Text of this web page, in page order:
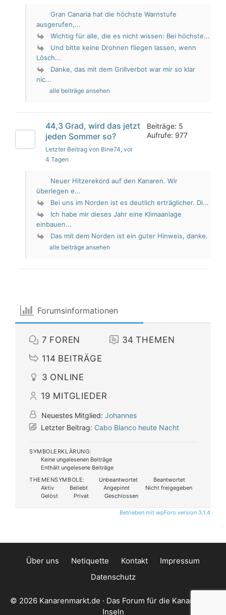
Gran Canaria hat die höchste Warnstufe
ausgerufen,...
Wichtig für alle, die es nicht wissen: Bei höchste...
Und bitte keine Drohnen fliegen lassen, wenn
Lösch...
Danke, das mit dem Grillverbot war mir so klar
nic...
alle beiträge ansehen
44,3 Grad, wird das jetzt
jeden Sommer so?
Letzter Beitrag von Bine74, vor
4 Tagen
Beiträge: 5
Aufrufe: 977
Neuer Hitzerekord auf den Kanaren. Wir
überlegen e...
Bei uns im Norden ist es deutlich erträglicher. Di...
Ich habe mir dieses Jahr eine Klimaanlage
einbauen...
Das mit dem Norden ist ein guter Hinweis, danke.
alle beiträge ansehen
Forumsinformationen
7 FOREN 34 THEMEN
114 BEITRÄGE
3 ONLINE
19 MITGLIEDER
Neuestes Mitglied: Johannes
Letzter Beitrag: Cabo Blanco heute Nacht
SYMBOLERKLÄRUNG:
Keine ungelesenen Beiträge
Enthält ungelesene Beiträge
THEMENSYMBOLE:
Unbeantwortet
Beantwortet
Aktiv
Beliebt Angepinnt
Nicht freigegeben
Gelöst
Privat Geschlossen
Betrieben mit wpForo version 3.1.4
Über uns Netiquette Kontakt
Impressum
Datenschutz
© 2026 Kanarenmarkt.de · Das Forum für die Kanarischen
Inseln